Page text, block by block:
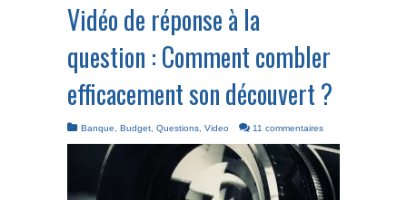
Vidéo de réponse à la
question : Comment combler
efficacement son découvert ?
Banque Budget Questions Video 11 commentaires